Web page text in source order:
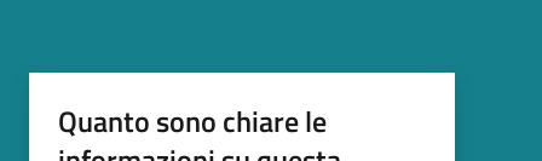
Quanto sono chiare le